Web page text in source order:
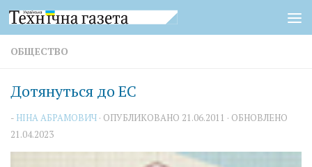
Перейти к содержимому
ОБЩЕСТВО
Дотянуться до ЕС
- НІНА АБРАМОВИЧ · ОПУБЛИКОВАНО 21.06.2011 · ОБНОВЛЕНО
21.04.2023